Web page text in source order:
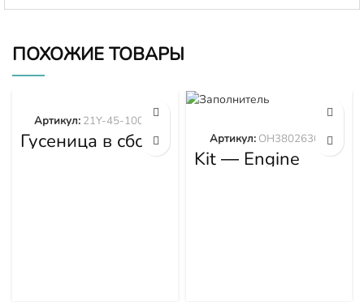
ПОХОЖИЕ ТОВАРЫ
Гусеница в сборе
Shantui
Артикул: 21Y-45-10000
Kit — Engine
Overhaul
Артикул: OH3802630M